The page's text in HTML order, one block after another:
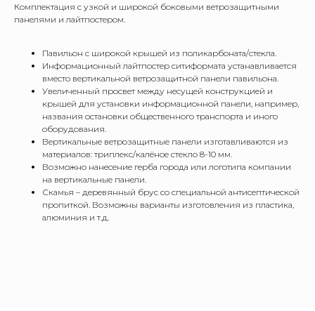
Комплектация с узкой и широкой боковыми ветрозащитными
панелями и лайтпостером.
Павильон с широкой крышей из поликарбоната/стекла.
Информационный лайтпостер ситиформата устанавливается
вместо вертикальной ветрозащитной панели павильона.
Увеличенный просвет между несущей конструкцией и
крышей для установки информационной панели, например,
названия остановки общественного транспорта и иного
оборудования.
Вертикальные ветрозащитные панели изготавливаются из
материалов: триплекс/калёное стекло 8-10 мм.
Возможно нанесение герба города или логотипа компании
на вертикальные панели.
Скамья – деревянный брус со специальной антисептической
пропиткой. Возможны варианты изготовления из пластика,
алюминия и т.д.